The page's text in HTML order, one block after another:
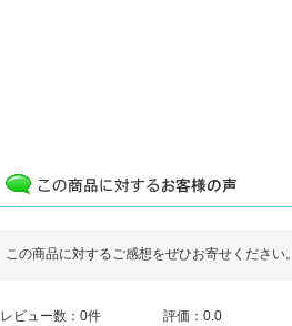
この商品に対するご感想をぜひお寄せください。
レビュー数：0件 評価：0.0